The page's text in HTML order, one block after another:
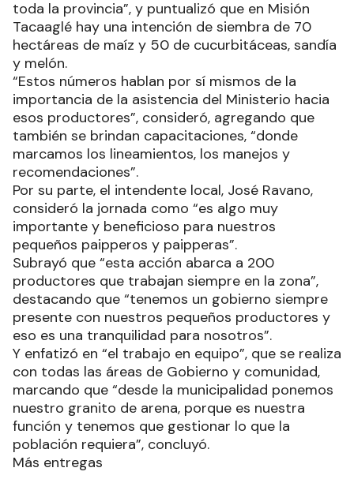
interesante de productores.
Precisó que “son alrededor de 3600 productores
que siembran o trabajan unas 4200 hectáreas en
toda la provincia”, y puntualizó que en Misión
Tacaaglé hay una intención de siembra de 70
hectáreas de maíz y 50 de cucurbitáceas, sandía
y melón.
“Estos números hablan por sí mismos de la
importancia de la asistencia del Ministerio hacia
esos productores”, consideró, agregando que
también se brindan capacitaciones, “donde
marcamos los lineamientos, los manejos y
recomendaciones”.
Por su parte, el intendente local, José Ravano,
consideró la jornada como “es algo muy
importante y beneficioso para nuestros
pequeños paipperos y paipperas”.
Subrayó que “esta acción abarca a 200
productores que trabajan siempre en la zona”,
destacando que “tenemos un gobierno siempre
presente con nuestros pequeños productores y
eso es una tranquilidad para nosotros”.
Y enfatizó en “el trabajo en equipo”, que se realiza
con todas las áreas de Gobierno y comunidad,
marcando que “desde la municipalidad ponemos
nuestro granito de arena, porque es nuestra